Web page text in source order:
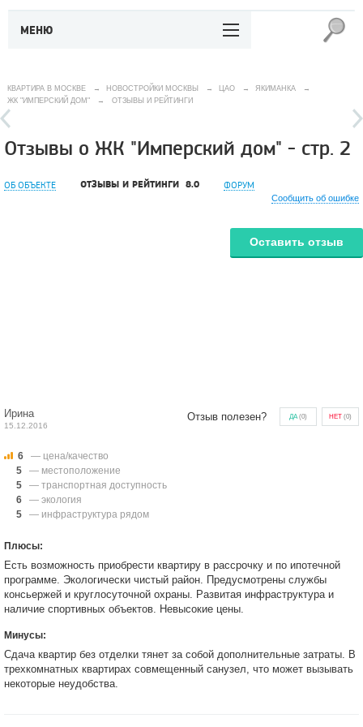
МЕНЮ
КВАРТИРА В МОСКВЕ → НОВОСТРОЙКИ МОСКВЫ → ЦАО → ЯКИМАНКА
→
ЖК "ИМПЕРСКИЙ ДОМ"
→ ОТЗЫВЫ И РЕЙТИНГИ
Отзывы о ЖК "Имперский дом" - стр. 2
ОБ ОБЪЕКТЕ ОТЗЫВЫ И РЕЙТИНГИ 8.0 ФОРУМ
Сообщить об ошибке
Оставить отзыв
Ирина
15.12.2016
Отзыв полезен? ДА(0) НЕТ (0)
6
— цена/качество
5
— местоположение
5
— транспортная доступность
6
— экология
5
— инфраструктура рядом
Плюсы:
Есть возможность приобрести квартиру в рассрочку и по ипотечной
программе. Экологически чистый район. Предусмотрены службы
консьержей и круглосуточной охраны. Развитая инфраструктура и
наличие спортивных объектов. Невысокие цены.
Минусы:
Сдача квартир без отделки тянет за собой дополнительные затраты. В
трехкомнатных квартирах совмещенный санузел, что может вызывать
некоторые неудобства.